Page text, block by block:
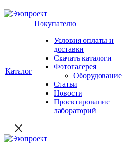
Каталог
Покупателю
Условия оплаты и
доставки
Скачать каталоги
Фотогалерея
Оборудование
Статьи
Новости
Проектирование
лабораторий